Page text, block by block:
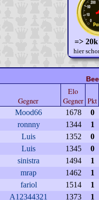
=>
hier
Gegner
Elo
Gegner Pkt
Mood66 1678
0
ronnny 1344
1
Luis 1352
0
Luis 1345
0
sinistra 1494
1
mrap 1462
1
fariol 1514
1
A12344321 1373
1